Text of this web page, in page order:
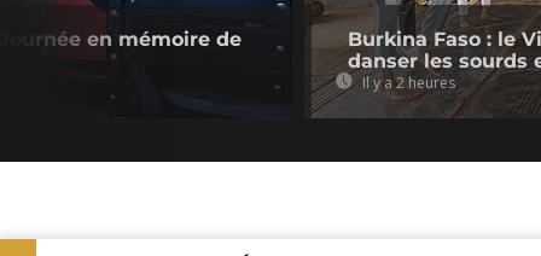
en mémoire de
Burkina Faso : le
danser les sourds
Il y a 2 heures